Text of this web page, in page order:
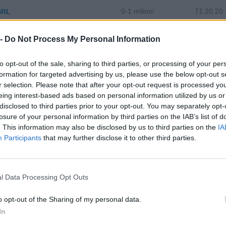
Do Not Process My Personal Information
opt-out of the sale, sharing to third parties, or processing of your
for targeted advertising by us, please use the below opt-out
selection. Please note that after your opt-out request is processed
interest-based ads based on personal information utilized by us
to third parties prior to your opt-out. You may separately
of your personal information by third parties on the IAB’s list of
This information may also be disclosed by us to third parties on the
Participants that may further disclose it to other third parties.
Data Processing Opt Outs
opt-out of the Sharing of my personal data.
0-1 milioni 71.20.20
S.R.L. 0-1 milioni
S.P.A. 50-100 milioni 35.12.00
DMC S.R.L. 2-5 milioni 41.20.00
10-25 milioni 31.00.31
S.R.L. 10-25 milioni
SPA 10-25 milioni 18.14.00
S.R.L.